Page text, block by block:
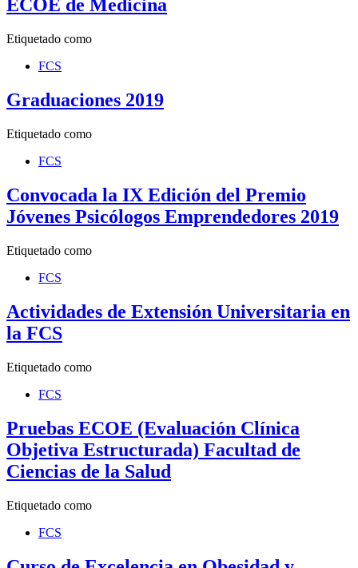
ECOE de Medicina
Etiquetado como
FCS
Graduaciones 2019
Etiquetado como
FCS
Convocada la IX Edición del Premio
Jóvenes Psicólogos Emprendedores 2019
Etiquetado como
FCS
Actividades de Extensión Universitaria en
la FCS
Etiquetado como
FCS
Pruebas ECOE (Evaluación Clínica
Objetiva Estructurada) Facultad de
Ciencias de la Salud
Etiquetado como
FCS